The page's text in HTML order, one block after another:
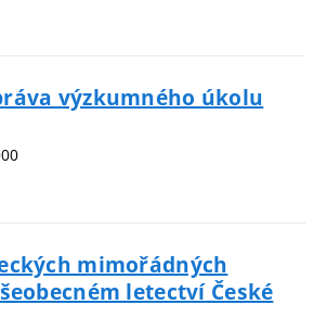
výzkumného úkolu
mimořádných
letectví České